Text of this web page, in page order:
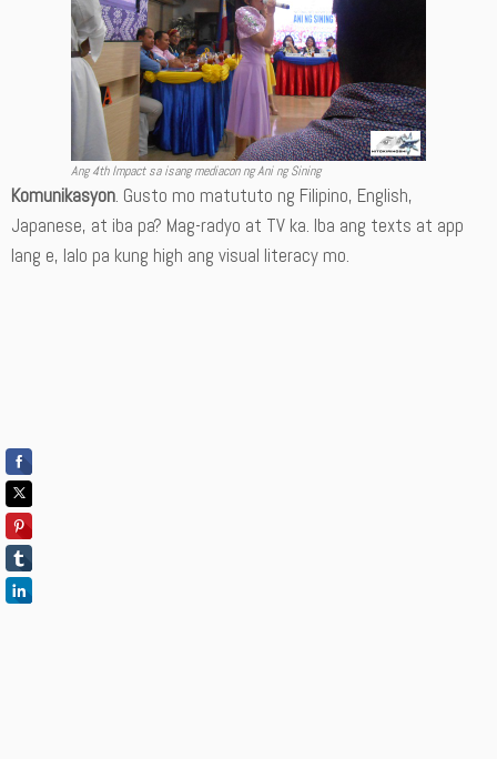
Ang 4th Impact sa isang mediacon ng Ani ng Sining
Komunikasyon. Gusto mo matututo ng Filipino, English,
Japanese, at iba pa? Mag-radyo at TV ka. Iba ang texts at app
lang e, lalo pa kung high ang visual literacy mo.